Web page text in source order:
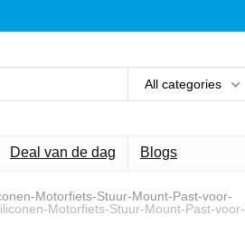
All categories
Deal van de dag Blogs
Motorfiets-Stuur-Mount-Past-voor-
Motorfiets-Stuur-Mount-Past-voor-